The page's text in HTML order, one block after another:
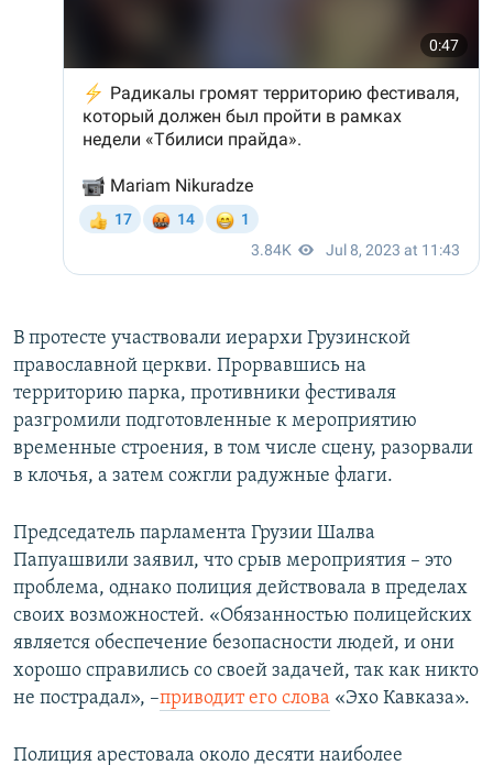
В протесте участвовали иерархи Грузинской
православной церкви. Прорвавшись на
территорию парка, противники фестиваля
разгромили подготовленные к мероприятию
временные строения, в том числе сцену, разорвали
в клочья, а затем сожгли радужные флаги.
Председатель парламента Грузии Шалва
Папуашвили заявил, что срыв мероприятия – это
проблема, однако полиция действовала в пределах
своих возможностей. «Обязанностью полицейских
является обеспечение безопасности людей, и они
хорошо справились со своей задачей, так как никто
не пострадал», –приводит его слова «Эхо Кавказа».
Полиция арестовала около десяти наиболее